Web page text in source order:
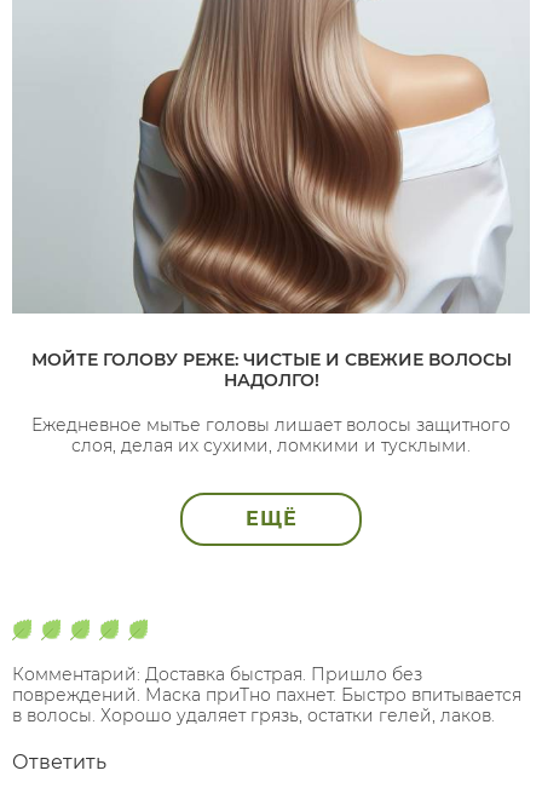
МОЙТЕ ГОЛОВУ РЕЖЕ: ЧИСТЫЕ И СВЕЖИЕ ВОЛОСЫ
НАДОЛГО!
Ежедневное мытье головы лишает волосы защитного
слоя, делая их сухими, ломкими и тусклыми.
ЕЩЁ
Комментарий: Доставка быстрая. Пришло без
повреждений. Маска приТно пахнет. Быстро впитывается
в волосы. Хорошо удаляет грязь, остатки гелей, лаков.
Ответить